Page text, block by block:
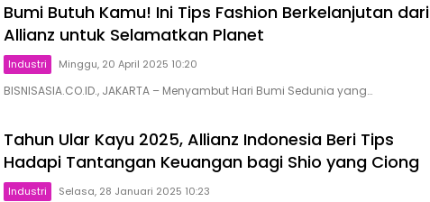
Bumi Butuh Kamu! Ini Tips Fashion Berkelanjutan dari
Allianz untuk Selamatkan Planet
Industri Minggu, 20 April 2025 10:20
BISNISASIA.CO.ID., JAKARTA – Menyambut Hari Bumi Sedunia yang…
Tahun Ular Kayu 2025, Allianz Indonesia Beri Tips
Hadapi Tantangan Keuangan bagi Shio yang Ciong
Industri Selasa, 28 Januari 2025 10:23